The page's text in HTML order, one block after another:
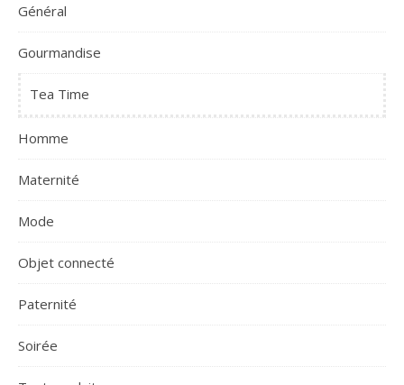
Général
Gourmandise
Tea Time
Homme
Maternité
Mode
Objet connecté
Paternité
Soirée